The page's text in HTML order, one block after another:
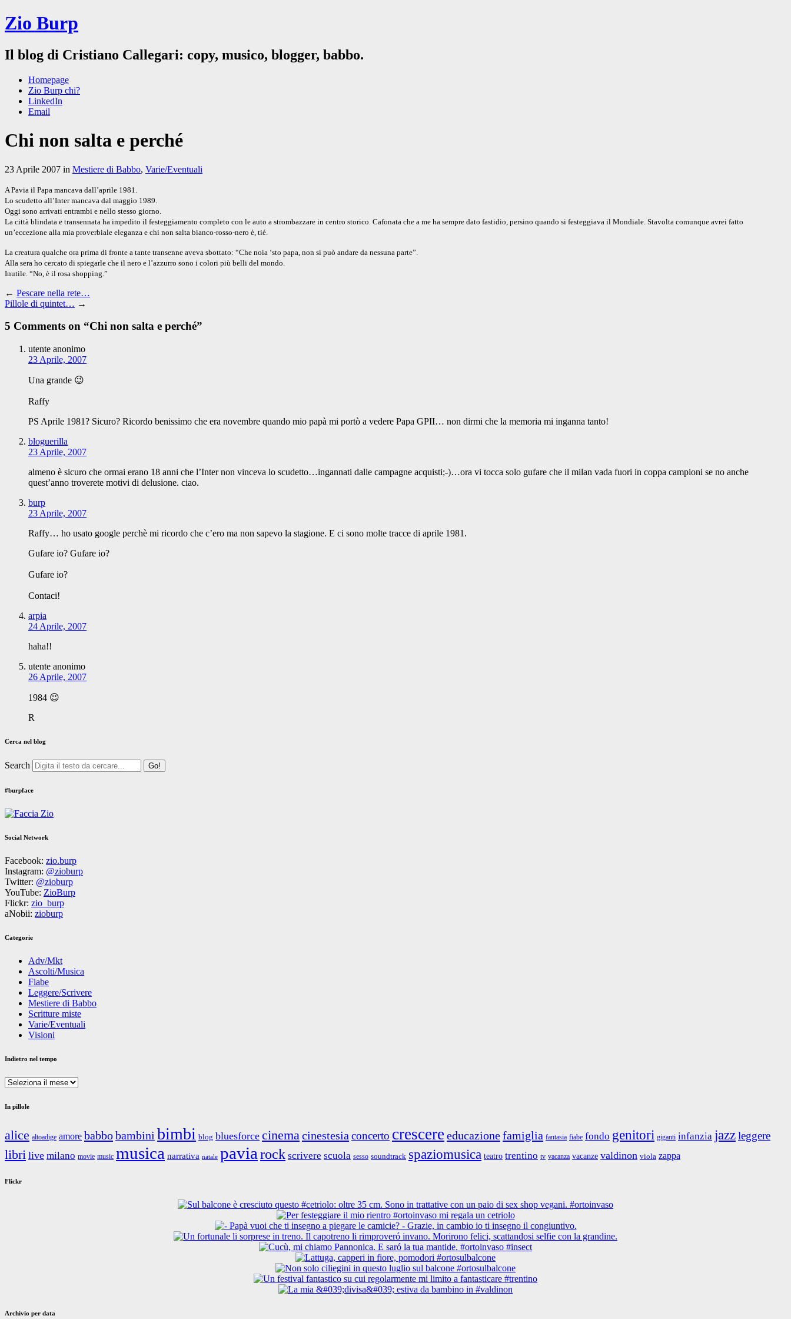
Zio Burp
Il blog di Cristiano Callegari: copy, musico, blogger, babbo.
Homepage
Zio Burp chi?
LinkedIn
Email
Chi non salta e perché
23 Aprile 2007 in Mestiere di Babbo, Varie/Eventuali
A Pavia il Papa mancava dall’aprile 1981.
Lo scudetto all’Inter mancava dal maggio 1989.
Oggi sono arrivati entrambi e nello stesso giorno.
La città blindata e transennata ha impedito il festeggiamento completo con le auto a strombazzare in centro storico. Cafonata che a me ha sempre dato fastidio, persino quando si festeggiava il Mondiale. Stavolta comunque avrei fatto
un’eccezione alla mia proverbiale eleganza e chi non salta bianco-rosso-nero è, tié.
La creatura qualche ora prima di fronte a tante transenne aveva sbottato: “Che noia ‘sto papa, non si può andare da nessuna parte”.
Alla sera ho cercato di spiegarle che il nero e l’azzurro sono i colori più belli del mondo.
Inutile. “No, è il rosa shopping.”
← Pescare nella rete…
Pillole di quintet… →
5 Comments on “Chi non salta e perché”
utente anonimo
23 Aprile, 2007
Una grande 😉
Raffy
PS Aprile 1981? Sicuro? Ricordo benissimo che era novembre quando mio papà mi portò a vedere Papa GPII… non dirmi che la memoria mi inganna tanto!
bloguerilla
23 Aprile, 2007
almeno è sicuro che ormai erano 18 anni che l’Inter non vinceva lo scudetto…ingannati dalle campagne acquisti;-)…ora vi tocca solo gufare che il milan vada fuori in coppa campioni se no anche
quest’anno troverete motivi di delusione. ciao.
burp
23 Aprile, 2007
Raffy… ho usato google perchè mi ricordo che c’ero ma non sapevo la stagione. E ci sono molte tracce di aprile 1981.
Gufare io? Gufare io?
Gufare io?
Contaci!
arpia
24 Aprile, 2007
haha!!
utente anonimo
26 Aprile, 2007
1984 😉
R
Cerca nel blog
Search
#burpface
Social Network
Facebook: zio.burp
Instagram: @zioburp
Twitter: @zioburp
YouTube: ZioBurp
Flickr: zio_burp
aNobii: zioburp
Categorie
Adv/Mkt
Ascolti/Musica
Fiabe
Leggere/Scrivere
Mestiere di Babbo
Scritture miste
Varie/Eventuali
Visioni
Indietro nel tempo
Indietro
tempo
In pillole
alice altoadige amore babbobambini bimbi blog bluesforce cinema cinestesia concerto crescere educazionefamiglia fantasia fiabe fondo genitori giganti infanzia jazzleggere
libri live milano movie music musica narrativa natale pavia rock scrivere scuola sesso soundtrack spaziomusica teatro trentino tv vacanza vacanze valdinon viola zappa
Flickr
Archivio per data